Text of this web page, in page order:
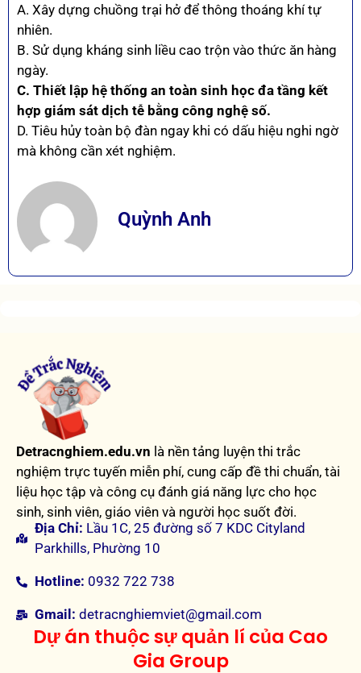
A. Xây dựng chuồng trại hở để thông thoáng khí tự
nhiên.
B. Sử dụng kháng sinh liều cao trộn vào thức ăn hàng
ngày.
C. Thiết lập hệ thống an toàn sinh học đa tầng kết
hợp giám sát dịch tễ bằng công nghệ số.
D. Tiêu hủy toàn bộ đàn ngay khi có dấu hiệu nghi ngờ
mà không cần xét nghiệm.
Quỳnh Anh
Detracnghiem.edu.vn là nền tảng luyện thi trắc
nghiệm trực tuyến miễn phí, cung cấp đề thi chuẩn, tài
liệu học tập và công cụ đánh giá năng lực cho học
sinh, sinh viên, giáo viên và người học suốt đời.
Địa Chỉ: Lầu 1C, 25 đường số 7 KDC Cityland
Parkhills, Phường 10
Hotline: 0932 722 738
Gmail: detracnghiemviet@gmail.com
Dự án thuộc sự quản lí của Cao
Gia Group